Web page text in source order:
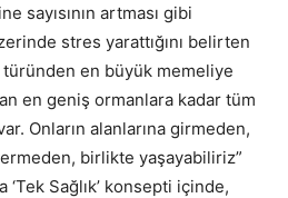
sayısının artması gibi
stres yarattığını belirten
türünden en büyük memeliye
en geniş ormanlara kadar tüm
Onların alanlarına girmeden,
birlikte yaşayabiliriz”
‘Tek Sağlık’ konsepti içinde,